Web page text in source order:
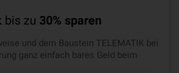
bis zu 30% sparen
und dem Baustein TELEMATIK bei
ganz einfach bares Geld beim